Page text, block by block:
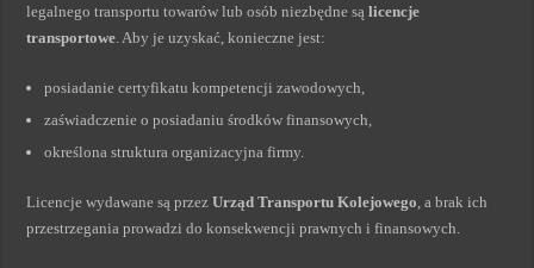
legalnego transportu towarów lub osób niezbędne sąlicencje
transportowe. Aby je uzyskać, konieczne jest:
posiadanie certyfikatu kompetencji zawodowych,
zaświadczenie o posiadaniu środków finansowych,
określona struktura organizacyjna firmy.
Licencje wydawane są przezUrząd Transportu Kolejowego, a brak ich
przestrzegania prowadzi do konsekwencji prawnych i finansowych.